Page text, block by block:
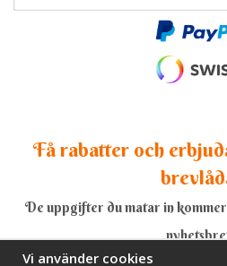
Få rabatter och
De uppgifter du matar in
Vi använder cookies